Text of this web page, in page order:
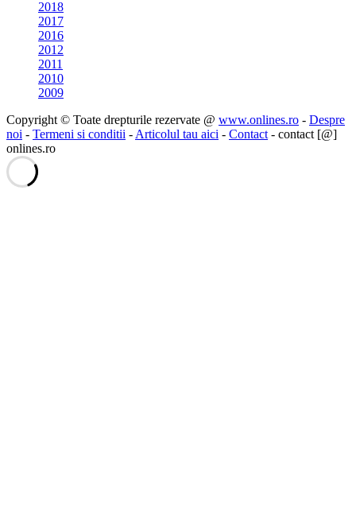
2018
2017
2016
2012
2011
2010
2009
Copyright © Toate drepturile rezervate @ www.onlines.ro - Despre
noi - Termeni si conditii - Articolul tau aici - Contact - contact [@]
onlines.ro